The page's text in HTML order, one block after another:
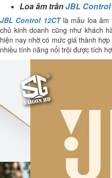
Loa âm trầnJBL Control
JBL Control 12CTlà mẫu loa âm
chủ kinh doanh cũng như khách
hiện nay nhờ có mức giá thành
nhiều tính năng nổi trội được tích